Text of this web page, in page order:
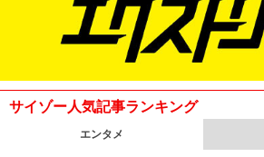
サイゾー人気記事ランキング
エンタメ